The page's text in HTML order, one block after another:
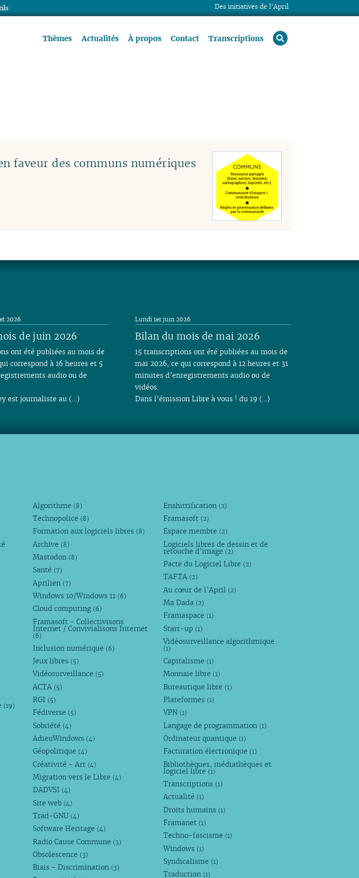
Thèmes Actualités À propos Contact Transcriptions rechercher
faveur des communs numériques
de juin 2026
2026
ont été publiées au mois de
correspond à 16 heures et 5
audio ou de
est journaliste au (…)
Bilan du mois de mai 2026
Lundi 1er juin 2026
15 transcriptions ont été publiées au mois de
mai 2026, ce qui correspond à 12 heures et 31
minutes d’enregistrements audio ou de
vidéos.
Dans l’émission Libre à vous ! du 19 (…)
(19)
Algorithme (8)
Technopolice (8)
Formation aux logiciels libres (8)
Archive (8)
Mastodon (8)
Santé (7)
Aprilien (7)
Windows 10/Windows 11 (6)
Cloud computing (6)
Framasoft - Collectivisons
Internet / Convivialisons Internet
(6)
Inclusion numérique (6)
Jeux libres (5)
Vidéosurveillance (5)
ACTA (5)
RGI (5)
Fédiverse (5)
Sobriété (4)
AdieuWindows (4)
Géopolitique (4)
Créativité - Art (4)
Migration vers le Libre (4)
DADVSI (4)
Site web (4)
Trad-GNU (4)
Software Heritage (4)
Radio Cause Commune (3)
Obsolescence (3)
Biais - Discrimination (3)
Enshittification (2)
Framasoft (2)
Espace membre (2)
Logiciels libres de dessin et de
retouche d’image (2)
Pacte du Logiciel Libre (2)
TAFTA (2)
Au cœur de l’April (2)
Ma Dada (2)
Framaspace (1)
Start-up (1)
Vidéosurveillance algorithmique
(1)
Capitalisme (1)
Monnaie libre (1)
Bureautique libre (1)
Plateformes (1)
VPN (1)
Langage de programmation (1)
Ordinateur quantique (1)
Facturation électronique (1)
Bibliothèques, médiathèques et
logiciel libre (1)
Transcriptions (1)
Actualité (1)
Droits humains (1)
Framanet (1)
Techno-fascisme (1)
Windows (1)
Syndicalisme (1)
Traduction (1)
Des initiatives de l’April